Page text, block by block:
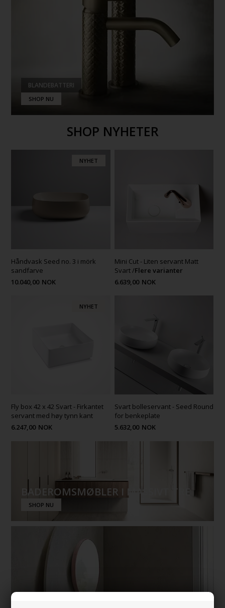
BLANDEBATTERI
SHOP NU
SHOP NYHETER
NYHET
Håndvask Seed no. 3 i mörk
sandfarve
10.040,00 NOK
Mini Cut - Liten servant Matt
Svart /Flere varianter
6.639,00 NOK
NYHET
Fly box 42 x 42 Svart - Firkantet
servant med høy tynn kant
6.247,00 NOK
Svart bolleservant - Seed Round
for benkeplate
5.632,00 NOK
BADEROMSMØBLER I MASSIVT TRE
SHOP NU